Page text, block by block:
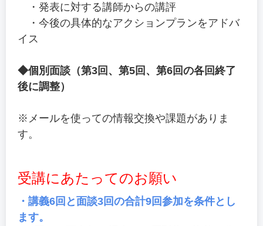
・発表に対する講師からの講評
・今後の具体的なアクションプランをアドバ
イス
◆個別面談（第3回、第5回、第6回の各回終了
後に調整）
※メールを使っての情報交換や課題がありま
す。
受講にあたってのお願い
・講義6回と面談3回の合計9回参加を条件とし
ます。